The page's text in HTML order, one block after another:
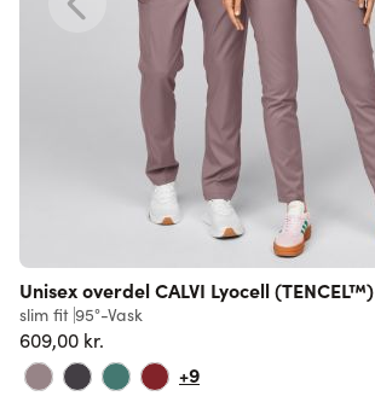
Unisex overdel CALVI Lyocell (TENCEL™)
slim fit 95°-Vask
609,00 kr.
+9